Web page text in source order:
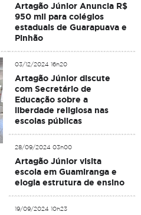
Artagão Júnior Anuncia R$
950 mil para colégios
estaduais de Guarapuava e
Pinhão
03/12/2024 16h20
Artagão Júnior discute
com Secretário de
Educação sobre a
liberdade religiosa nas
escolas públicas
28/09/2024 03h00
Artagão Júnior visita
escola em Guamiranga e
elogia estrutura de ensino
19/09/2024 10h23